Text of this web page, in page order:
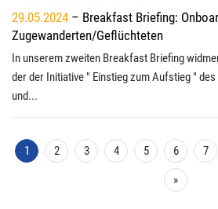
29.05.2024 – Breakfast Briefing:
Zugewanderten/Geflüchteten
In unserem zweiten Breakfast Briefing
der der Initiative " Einstieg zum Aufstieg "
und...
1 2 3 4 5 6 7
»